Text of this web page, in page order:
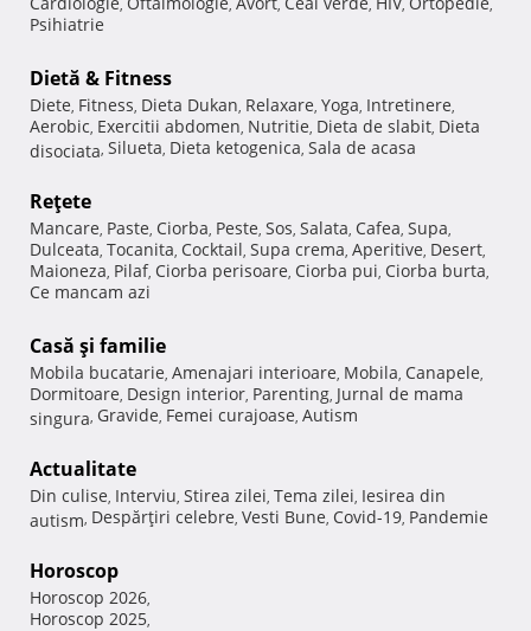
, , , , , ,
Psihiatrie
Dietă & Fitness
Diete, Fitness, Dieta Dukan, Relaxare, Yoga, Intretinere,
Aerobic, Exercitii abdomen, Nutritie, Dieta de slabit, Dieta
disociata, Silueta, Dieta ketogenica, Sala de acasa
Reţete
Mancare, Paste, Ciorba, Peste, Sos, Salata, Cafea, Supa,
Dulceata, Tocanita, Cocktail, Supa crema, Aperitive, Desert,
Maioneza, Pilaf, Ciorba perisoare, Ciorba pui, Ciorba burta,
Ce mancam azi
Casă şi familie
Mobila bucatarie, Amenajari interioare, Mobila, Canapele,
Dormitoare, Design interior, Parenting, Jurnal de mama
singura, Gravide, Femei curajoase, Autism
Actualitate
Din culise, Interviu, Stirea zilei, Tema zilei, Iesirea din
autism, Despărţiri celebre, Vesti Bune, Covid-19, Pandemie
Horoscop
Horoscop 2026,
Horoscop 2025,